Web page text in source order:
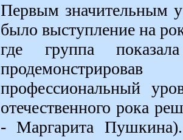
Первым
было выступление на
где группа
профессиональный
отечественного рока
- Маргарита